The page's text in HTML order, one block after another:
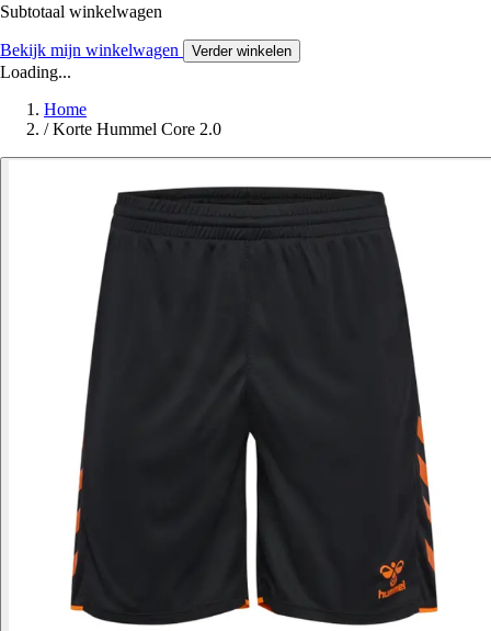
Subtotaal winkelwagen
Bekijk mijn winkelwagen Verder winkelen
Loading...
Home
/ Korte Hummel Core 2.0